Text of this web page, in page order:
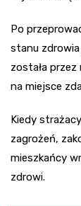
Po
stanu
została przez
na miejsce
Kiedy
zagrożeń,
mieszkańcy
zdrowi.